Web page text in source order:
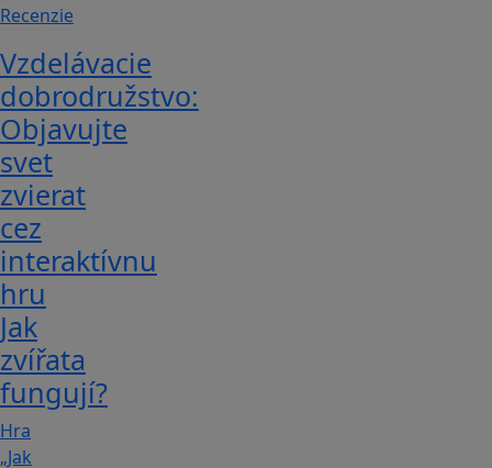
Recenzie
Vzdelávacie
dobrodružstvo:
Objavujte
svet
zvierat
cez
interaktívnu
hru
Jak
zvířata
fungují?
Hra
„Jak